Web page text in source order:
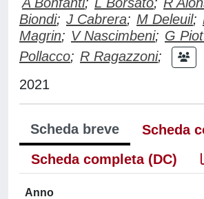
Biondi; J Cabrera; M Deleuil;
Magrin; V Nascimbeni; G
Pollacco; R Ragazzoni;
2021
Scheda breve
Scheda
Scheda completa (DC)
Anno